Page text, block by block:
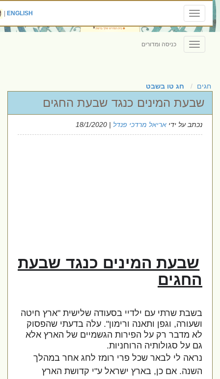
Toggle
navigation
ENGLISH
|
Toggle
navigation
כניסה ומדורים
חגים חג טו בשבט
שבעת המינים כנגד שבעת החגים
נכתב על ידיאריאל מרדכי פנדל| 18/1/2020
שבעת המינים כנגד שבעת
החגים
בשבת שרתי עם ילדיי בסעודה שלישית "ארץ חיטה
ושעורה, וגפן ותאנה ורימון". עלה בדעתי שהפסוק
לא מדבר רק על הפירות הגשמיים של הארץ אלא
גם על סגולותיה הרוחניות.
נראה לי לבאר שכל פרי רומז לחג אחר במהלך
השנה. אם כן, בארץ ישראל ע"י קדושת הארץ